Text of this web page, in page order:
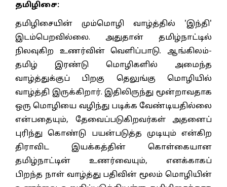
தமிழிசை:
தமிழிசையின் மும்மொழி வாழ்த்தில் 'இந்தி'
இடம்பெறவில்லை. அதுதான் தமிழ்நாட்டில்
நிலவுகிற உணர்வின் வெளிப்பாடு. ஆங்கிலம்-
தமிழ் இரண்டு மொழிகளில் அமைந்த
வாழ்த்துக்குப் பிறகு தெலுங்கு மொழியில்
வாழ்த்தி இருக்கிறார். இதிலிருந்து மூன்றாவதாக
ஒரு மொழியை வழிந்து படிக்க வேண்டியதில்லை
என்பதையும், தேவைப்படுகிறவர்கள் அதனைப்
புரிந்து கொண்டு பயன்படுத்த முடியும் என்கிற
திராவிட இயக்கத்தின் கொள்கையான
தமிழ்நாட்டின் உணர்வையும், எனக்காகப்
பிறந்த நாள் வாழ்த்து பதிவின் மூலம் மொழியின்